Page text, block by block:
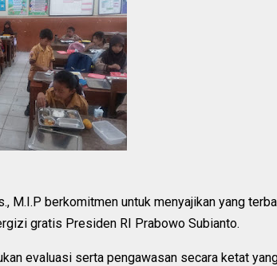
M.I.P berkomitmen untuk menyajikan yang
gratis Presiden RI Prabowo Subianto.
evaluasi serta pengawasan secara ketat